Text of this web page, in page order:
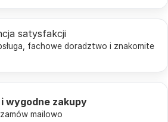
satysfakcji
fachowe doradztwo i znakomite
wygodne zakupy
mailowo